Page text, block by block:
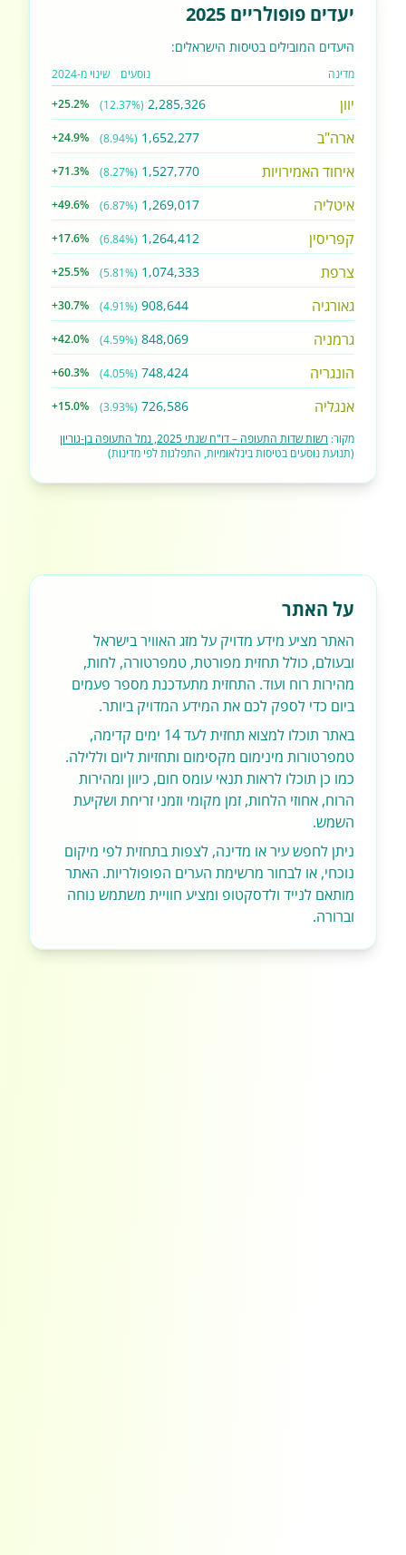
יעדים פופולריים 2025
היעדים המובילים בטיסות הישראלים:
מדינה נוסעים שינוי מ-2024
יוון 2,285,326
(12.37%)
+25.2%
ארה"ב 1,652,277
(8.94%)
+24.9%
איחוד האמירויות 1,527,770
(8.27%)
+71.3%
איטליה 1,269,017
(6.87%)
+49.6%
קפריסין 1,264,412
(6.84%)
+17.6%
צרפת 1,074,333
(5.81%)
+25.5%
גאורגיה 908,644
(4.91%)
+30.7%
גרמניה 848,069
(4.59%)
+42.0%
הונגריה 748,424
(4.05%)
+60.3%
אנגליה 726,586
(3.93%)
+15.0%
מקור: רשות שדות התעופה – דו"ח שנתי 2025, נמל התעופה בן-גוריון
(תנועת נוסעים בטיסות בינלאומיות, התפלגות לפי מדינות)
על האתר
האתר מציע מידע מדויק על מזג האוויר בישראל
ובעולם, כולל תחזית מפורטת, טמפרטורה, לחות,
מהירות רוח ועוד. התחזית מתעדכנת מספר פעמים
ביום כדי לספק לכם את המידע המדויק ביותר.
באתר תוכלו למצוא תחזית לעד 14 ימים קדימה,
טמפרטורות מינימום מקסימום ותחזיות ליום וללילה.
כמו כן תוכלו לראות תנאי עומס חום, כיוון ומהירות
הרוח, אחוזי הלחות, זמן מקומי וזמני זריחת ושקיעת
השמש.
ניתן לחפש עיר או מדינה, לצפות בתחזית לפי מיקום
נוכחי, או לבחור מרשימת הערים הפופולריות. האתר
מותאם לנייד ולדסקטופ ומציע חוויית משתמש נוחה
וברורה.